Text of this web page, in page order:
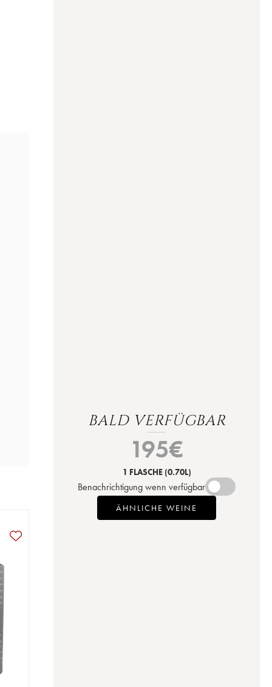
BALD VERFÜGBAR
195€
1 FLASCHE (0.70L)
Benachrichtigung wenn verfügbar
ÄHNLICHE WEINE